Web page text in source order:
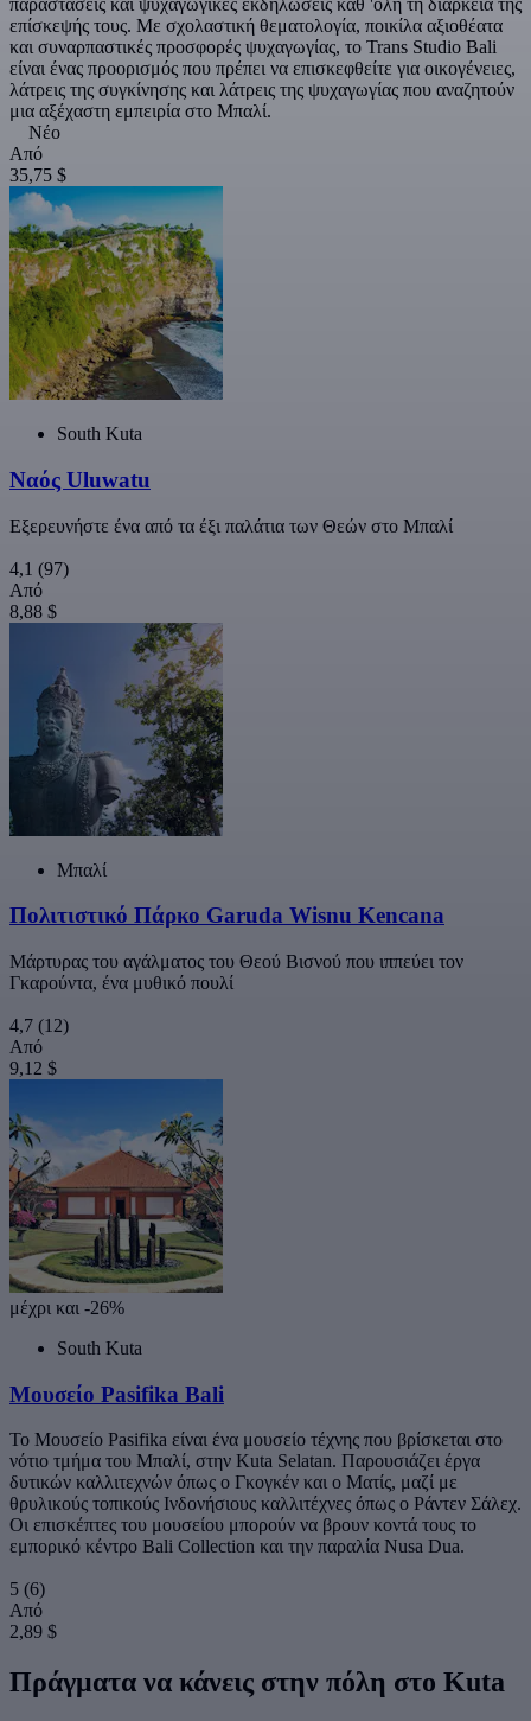
παραστάσεις και ψυχαγωγικές εκδηλώσεις καθ 'όλη τη διάρκεια της
επίσκεψής τους. Με σχολαστική θεματολογία, ποικίλα αξιοθέατα
και συναρπαστικές προσφορές ψυχαγωγίας, το Trans Studio Bali
είναι ένας προορισμός που πρέπει να επισκεφθείτε για οικογένειες,
λάτρεις της συγκίνησης και λάτρεις της ψυχαγωγίας που αναζητούν
μια αξέχαστη εμπειρία στο Μπαλί.
Νέο
Από
35,75 $
South Kuta
Ναός Uluwatu
Εξερευνήστε ένα από τα έξι παλάτια των Θεών στο Μπαλί
4,1 (97)
Από
8,88 $
Μπαλί
Πολιτιστικό Πάρκο Garuda Wisnu Kencana
Μάρτυρας του αγάλματος του Θεού Βισνού που ιππεύει τον
Γκαρούντα, ένα μυθικό πουλί
4,7 (12)
Από
9,12 $
μέχρι και -26%
South Kuta
Μουσείο Pasifika Bali
Το Μουσείο Pasifika είναι ένα μουσείο τέχνης που βρίσκεται στο
νότιο τμήμα του Μπαλί, στην Kuta Selatan. Παρουσιάζει έργα
δυτικών καλλιτεχνών όπως ο Γκογκέν και ο Ματίς, μαζί με
θρυλικούς τοπικούς Ινδονήσιους καλλιτέχνες όπως ο Ράντεν Σάλεχ.
Οι επισκέπτες του μουσείου μπορούν να βρουν κοντά τους το
εμπορικό κέντρο Bali Collection και την παραλία Nusa Dua.
5 (6)
Από
2,89 $
Πράγματα να κάνεις στην πόλη στο Kuta